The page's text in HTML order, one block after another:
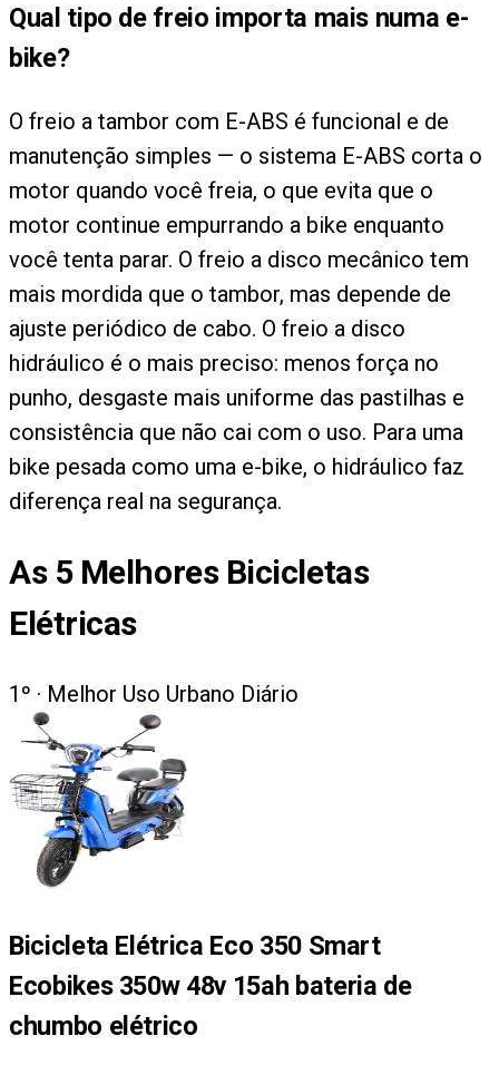
Qual tipo de freio importa mais numa e-
bike?
O freio a tambor com E-ABS é funcional e de
manutenção simples — o sistema E-ABS corta o
motor quando você freia, o que evita que o
motor continue empurrando a bike enquanto
você tenta parar. O freio a disco mecânico tem
mais mordida que o tambor, mas depende de
ajuste periódico de cabo. O freio a disco
hidráulico é o mais preciso: menos força no
punho, desgaste mais uniforme das pastilhas e
consistência que não cai com o uso. Para uma
bike pesada como uma e-bike, o hidráulico faz
diferença real na segurança.
As 5 Melhores Bicicletas
Elétricas
1 º · Melhor Uso Urbano Diário
Bicicleta Elétrica Eco 350 Smart
Ecobikes 350w 48v 15ah bateria de
chumbo elétrico